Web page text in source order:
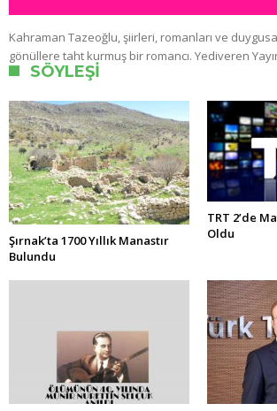
Kahraman Tazeoğlu, şiirleri, romanları ve
gönüllere taht kurmuş bir romancı. Yediveren
SÖYLEŞI
Şırnak’ta 1700 Yıllık Manastır
Bulundu
TRT 2’de
Oldu